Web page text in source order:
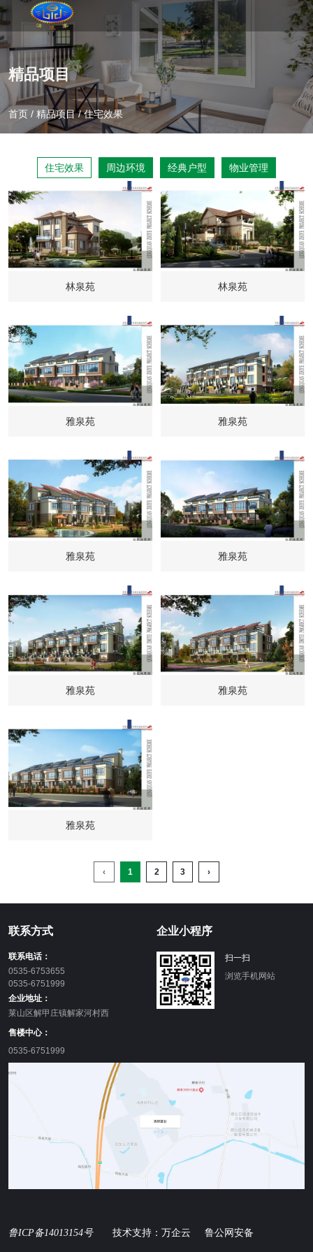
精品项目
首页 / 精品项目 /住宅效果
住宅效果 周边环境 经典户型 物业管理
林泉苑 林泉苑
雅泉苑 雅泉苑
雅泉苑 雅泉苑
雅泉苑 雅泉苑
雅泉苑
‹ 1 2 3 ›
联系方式
联系电话：
0535-6753655
0535-6751999
企业地址：
莱山区解甲庄镇解家河村西
售楼中心：
0535-6751999
企业小程序
扫一扫
浏览手机网站
鲁ICP备14013154号 技术支持：万企云 鲁公网安备